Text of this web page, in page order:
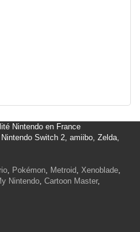
Nintendo en France
Switch 2, amiibo, Zelda,
, Pokémon, Metroid, Xenoblade,
Nintendo, Cartoon Master,